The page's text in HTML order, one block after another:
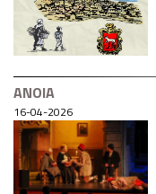
ANOIA
16-04-2026